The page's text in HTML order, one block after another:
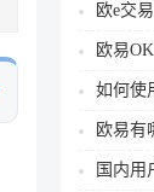
欧e交易
欧易
如何使用
欧易有哪些
国内用户